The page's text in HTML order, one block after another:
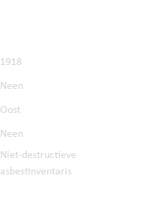
1918
Neen
Oost
Neen
Niet-destructieve
asbestinventaris